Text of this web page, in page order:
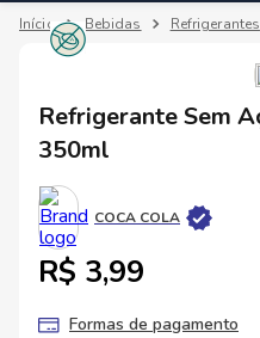
CUPOM DE
Bebidas Refrigerantes
Refrigerante Sem
350ml
COCA COLA
R$ 3,99
Formas de pagamento
leite
3º
cerveja
5º arroz